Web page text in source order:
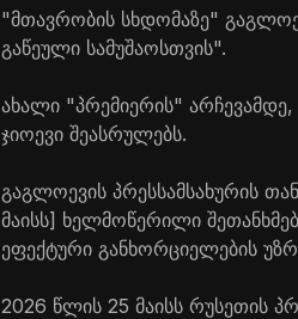
"მთავრობის სხდომაზე"
გაწეული სამუშაოსთვის".
ახალი "პრემიერის"
ჯიოევი შეასრულებს.
გაგლოევის პრესსამსახურის
მაისს] ხელმოწერილი
ეფექტური განხორციელების
2026 წლის 25 მაისს რუსეთის